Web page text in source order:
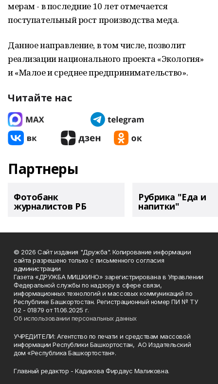
мерам - в последние 10 лет отмечается
поступательный рост производства меда.
Данное направление, в том числе, позволит
реализации национального проекта «Экология»
и «Малое и среднее предпринимательство».
Читайте нас
Партнеры
Фотобанк
журналистов РБ
Рубрика "Еда и
напитки"
© 2026 Сайт издания "Дружба". Копирование информации
сайта разрешено только с письменного согласия
администрации
Газета «ДРУЖБА МИШКИНО» зарегистрирована в Управлении
Федеральной службы по надзору в сфере связи,
информационных технологий и массовых коммуникаций по
Республике Башкортостан. Регистрационный номер ПИ № ТУ
02 - 01879 от 11.06.2025 г.
Об использовании персональных данных
УЧРЕДИТЕЛИ: Агентство по печати и средствам массовой
информации Республики Башкортостан, АО Издательский
дом «Республика Башкортостан».
Главный редактор - Кадикова Фирдаус Маликовна.